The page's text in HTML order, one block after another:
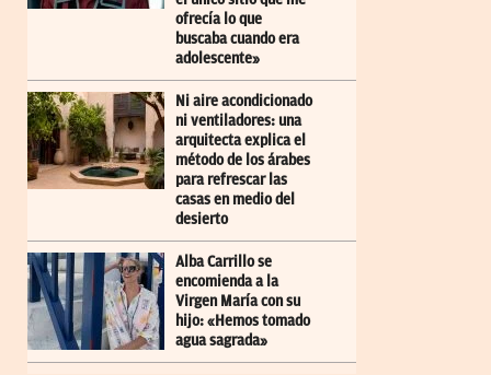
ofrecía lo que
buscaba cuando era
adolescente»
Ni aire acondicionado
ni ventiladores: una
arquitecta explica el
método de los árabes
para refrescar las
casas en medio del
desierto
Alba Carrillo se
encomienda a la
Virgen María con su
hijo: «Hemos tomado
agua sagrada»